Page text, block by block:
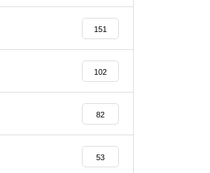
151
102
82
53